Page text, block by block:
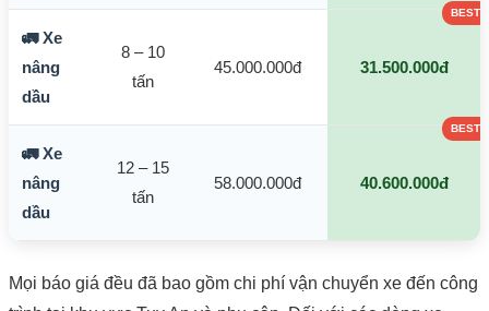
🚛 Xe
nâng
dầu
8 – 10
tấn
45.000.000đ 31.500.000đ
🚛 Xe
nâng
dầu
12 – 15
tấn
58.000.000đ 40.600.000đ
Mọi báo giá đều đã bao gồm chi phí vận chuyển xe đến công